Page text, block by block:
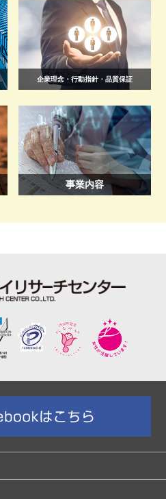
企業理念・行動指針・品質保証
事業内容